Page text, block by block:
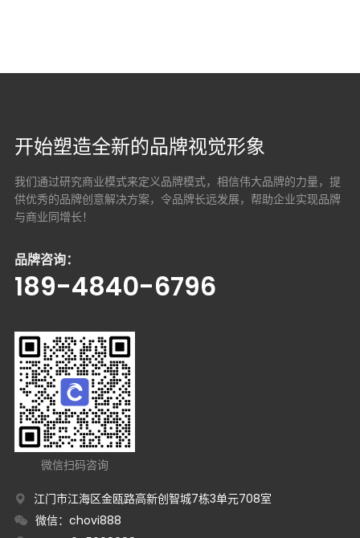
开始塑造全新的品牌视觉形象
我们通过研究商业模式来定义品牌模式，相信伟大品牌的力量，提
供优秀的品牌创意解决方案， 令品牌长远发展，帮助企业实现品牌
与商业同增长！
品牌咨询：
189-4840-6796
微信扫码咨询
江门市江海区金瓯路高新创智城7栋3单元708室
微信：chovi888